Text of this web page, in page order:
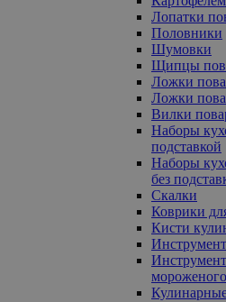
Лопатки
Половники
Шумовки
Щипцы
Ложки
Ложки
Вилки
Наборы
подставкой
Наборы
без
Скалки
Коврики
Кисти
мороженого